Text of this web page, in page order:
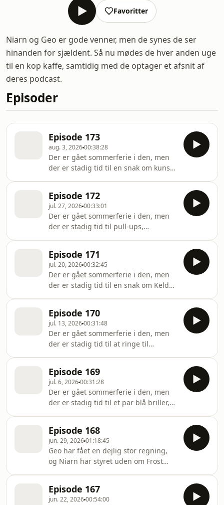
Favoritter
Niarn og Geo er gode venner, men de synes de ser
hinanden for sjældent. Så nu mødes de hver anden uge
til en kop kaffe, samtidig med de optager et afsnit af
deres podcast.
Episoder
Episode 173
aug. 3, 202600:38:28
Der er gået sommerferie i den, men
der er stadig tid til en snak om kunst
https://pcm.adswizz.com for
information about our collection and
use of personal data for advertising.
Episode 172
jul. 27, 202600:33:01
Der er gået sommerferie i den, men
der er stadig tid til pull-ups,
AdsWizz company. See
https://pcm.adswizz.com for
information about our collection and
use of personal data for advertising.
Episode 171
jul. 20, 202600:32:45
Der er gået sommerferie i den, men
der er stadig tid til en snak om Keld
Simplecast, an AdsWizz company. See
https://pcm.adswizz.com for
information about our collection and
use of personal data for advertising.
Episode 170
jul. 13, 202600:31:48
Der er gået sommerferie i den, men
der er stadig tid til at ringe til
https://pcm.adswizz.com for
information about our collection and
use of personal data for advertising.
Episode 169
jul. 6, 202600:31:28
Der er gået sommerferie i den, men
der er stadig tid til et par blå briller,
company. See
https://pcm.adswizz.com for
information about our collection and
use of personal data for advertising.
Episode 168
jun. 29, 202601:18:45
Geo har fået en dejlig stor regning,
og Niarn har styret uden om Frost
fremtid. Geo er utilfreds med
Episode 167
jun. 22, 202600:54:00